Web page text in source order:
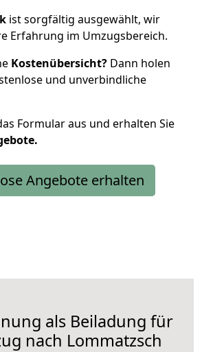
ist sorgfältig ausgewählt, wir
Erfahrung im Umzugsbereich.
Kostenübersicht? Dann holen
und unverbindliche
Formular aus und erhalten Sie
Angebote erhalten
als Beiladung für
nach Lommatzsch